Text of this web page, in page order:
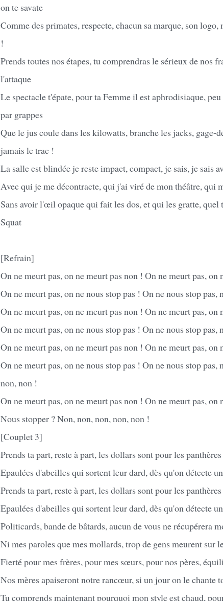
on te savate
Comme des primates, respecte, chacun sa marque, son
!
Prends toutes nos étapes, tu comprendras le sérieux de nos
l'attaque
Le spectacle t'épate, pour ta Femme il est aphrodisiaque,
par grappes
Que le jus coule dans les kilowatts, branche les jacks, gage-
jamais le trac !
La salle est blindée je reste impact, compact, je sais, je sais
Avec qui je me décontracte, qui j'ai viré de mon théâtre, qui
Sans avoir l'œil opaque qui fait les dos, et qui les gratte, quel
Squat
[Refrain]
On ne meurt pas, on ne meurt pas non ! On ne meurt pas, on
On ne meurt pas, on ne nous stop pas ! On ne nous stop pas,
On ne meurt pas, on ne meurt pas non ! On ne meurt pas, on
On ne meurt pas, on ne nous stop pas ! On ne nous stop pas,
On ne meurt pas, on ne meurt pas non ! On ne meurt pas, on
On ne meurt pas, on ne nous stop pas ! On ne nous stop pas,
non, non !
On ne meurt pas, on ne meurt pas non ! On ne meurt pas, on
Nous stopper ? Non, non, non, non, non !
[Couplet 3]
Prends ta part, reste à part, les dollars sont pour les
Epaulées d'abeilles qui sortent leur dard, dès qu'on détecte
Prends ta part, reste à part, les dollars sont pour les
Epaulées d'abeilles qui sortent leur dard, dès qu'on détecte
Politicards, bande de bâtards, aucun de vous ne récupérera
Ni mes paroles que mes mollards, trop de gens meurent sur
Fierté pour mes frères, pour mes sœurs, pour nos pères,
Nos mères apaiseront notre rancœur, si un jour on le chante
Tu comprends maintenant pourquoi mon style est chaud,